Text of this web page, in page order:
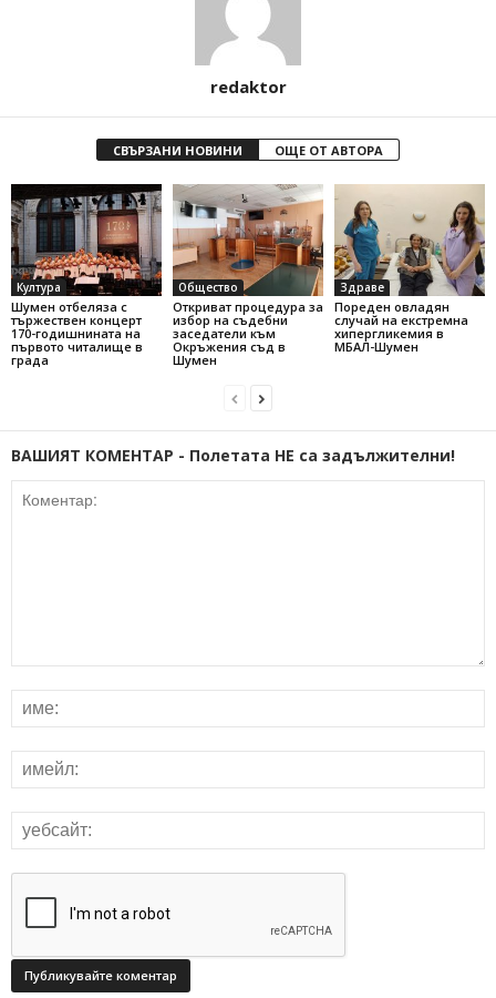
redaktor
СВЪРЗАНИ НОВИНИ ОЩЕ ОТ АВТОРА
Култура
Шумен отбеляза с
тържествен концерт
170-годишнината на
първото читалище в
града
Общество
Откриват процедура за
избор на съдебни
заседатели към
Окръжения съд в
Шумен
Здраве
Пореден овладян
случай на екстремна
хипергликемия в
МБАЛ-Шумен
ВАШИЯТ КОМЕНТАР - Полетата НЕ са задължителни!